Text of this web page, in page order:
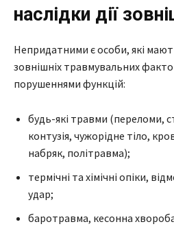
наслідки дії
Непридатними є особи, які
зовнішніх травмувальних
порушеннями функцій:
будь-які травми (переломи,
контузія, чужорідне тіло,
набряк, політравма);
термічні та хімічні опіки,
удар;
баротравма, кесонна